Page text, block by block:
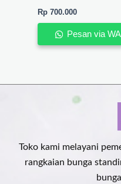
Rp700.000
Pesan via WA
Toko kami melayani
rangkaian bunga